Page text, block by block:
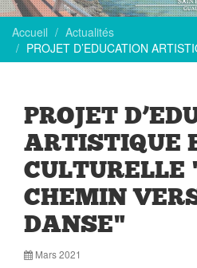
Accueil
Actualités
PROJET D’EDUCATION
PROJET
ARTISTIQUE
CULTURELLE
CHEMIN
DANSE"
Mars 2021